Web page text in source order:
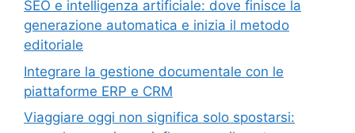
SEO e intelligenza artificiale: dove finisce la
generazione automatica e inizia il metodo
editoriale
Integrare la gestione documentale con le
piattaforme ERP e CRM
Viaggiare oggi non significa solo spostarsi: